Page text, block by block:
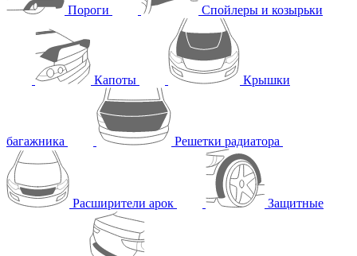
Пороги Спойлеры и козырьки
Капоты Крышки
багажника Решетки радиатора
Расширители арок Защитные